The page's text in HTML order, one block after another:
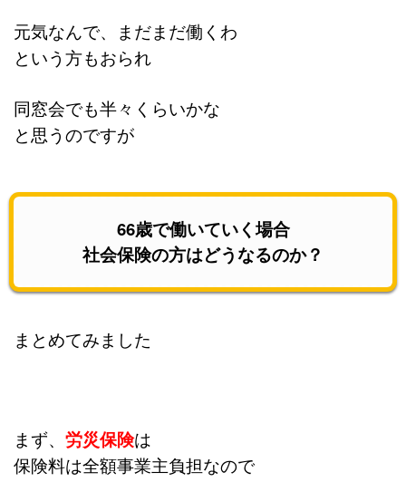
元気なんで、まだまだ働くわ
という方もおられ
同窓会でも半々くらいかな
と思うのですが
66歳で働いていく場合
社会保険の方はどうなるのか？
まとめてみました
まず、 労災保険は
保険料は全額事業主負担なので